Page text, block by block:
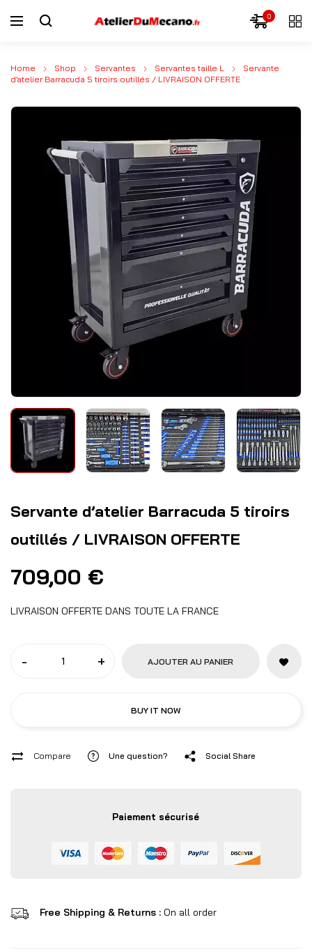
0
Home Shop Servantes Servantes taille L
Servante
d’atelier Barracuda 5 tiroirs outillés / LIVRAISON OFFERTE
Servante d’atelier Barracuda 5 tiroirs
outillés / LIVRAISON OFFERTE
709,00 €
LIVRAISON OFFERTE DANS TOUTE LA FRANCE
- + AJOUTER AU PANIER
BUY IT NOW
Compare Une question? Social Share
Paiement sécurisé
Free Shipping & Returns : On all order